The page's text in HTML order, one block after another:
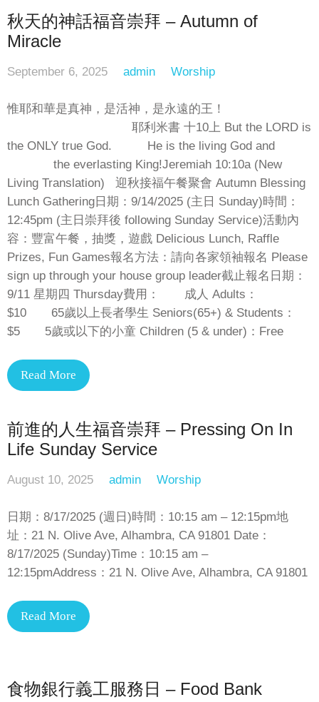
秋天的神話福音崇拜 – Autumn of
Miracle
September 6, 2025 admin Worship
惟耶和華是真神，是活神，是永遠的王！
耶利米書 十10上 But the LORD is
the ONLY true God. He is the living God and
the everlasting King!Jeremiah 10:10a (New
Living Translation) 迎秋接福午餐聚會 Autumn Blessing
Lunch Gathering日期：9/14/2025 (主日 Sunday)時間：
12:45pm (主日崇拜後 following Sunday Service)活動內
容：豐富午餐，抽獎，遊戲 Delicious Lunch, Raffle
Prizes, Fun Games報名方法：請向各家領袖報名 Please
sign up through your house group leader截止報名日期：
9/11 星期四 Thursday費用： 成人 Adults：
$10 65歲以上長者學生 Seniors(65+) & Students：
$5 5歲或以下的小童 Children (5 & under)：Free
Read More
前進的人生福音崇拜 – Pressing On In
Life Sunday Service
August 10, 2025 admin Worship
日期：8/17/2025 (週日)時間：10:15 am – 12:15pm地
址：21 N. Olive Ave, Alhambra, CA 91801 Date：
8/17/2025 (Sunday)Time：10:15 am –
12:15pmAddress：21 N. Olive Ave, Alhambra, CA 91801
Read More
食物銀行義工服務日 – Food Bank